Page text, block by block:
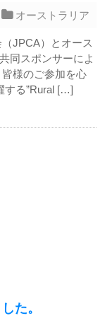
オーストラリア
JPCA）とオース
同スポンサーによ
様のご参加を心
する”Rural […]
た。